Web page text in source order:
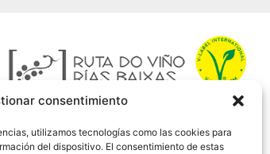
consentimiento
utilizamos tecnologías como las cookies para
del dispositivo. El consentimiento de estas